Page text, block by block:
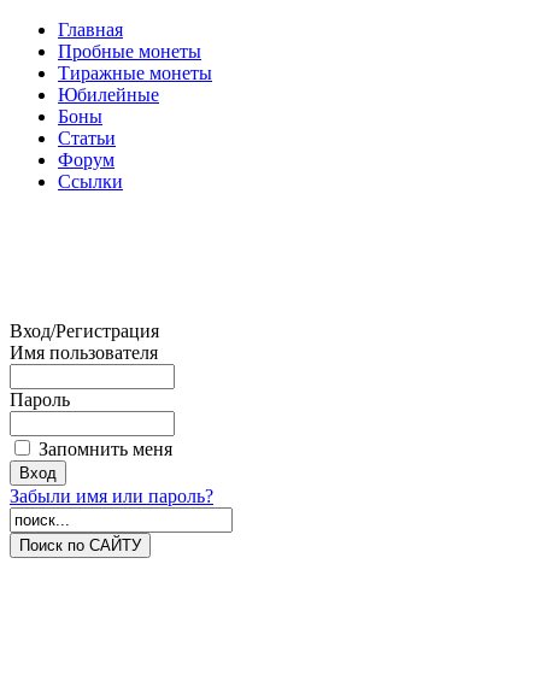
Главная
Пробные монеты
Тиражные монеты
Юбилейные
Боны
Статьи
Форум
Ссылки
Вход/Регистрация
Имя пользователя
Пароль
Запомнить меня
Забыли имя или пароль?